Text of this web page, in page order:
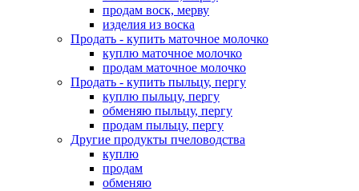
продам воск, мерву
изделия из воска
Продать - купить маточное молочко
куплю маточное молочко
продам маточное молочко
Продать - купить пыльцу, пергу
куплю пыльцу, пергу
обменяю пыльцу, пергу
продам пыльцу, пергу
Другие продукты пчеловодства
куплю
продам
обменяю